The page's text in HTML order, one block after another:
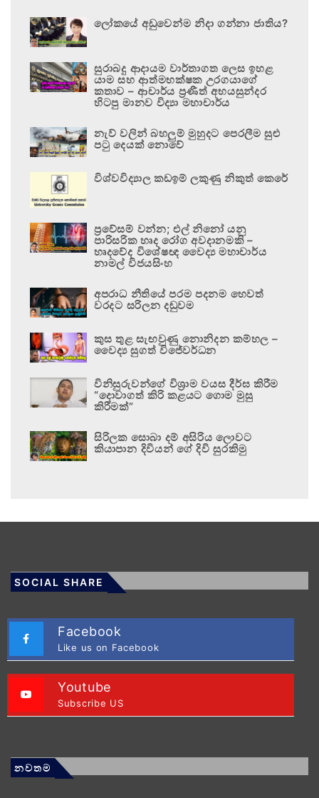
ලෝකයේ අඩුවෙන්ම නිදා ගන්නා ජාතිය?
සුරාබදු ආදායම වාර්තාගත ලෙස ඉහළ
යාම සහ ආත්මභක්ෂක උරගයාගේ
කතාව – ආචාර්ය ප්‍රණීත් අභයසුන්දර
හිටපු මානව විද්‍යා මහාචාර්ය
නැව් වලින් බහලුම් මුහුදට පෙරලීම සුළු
පටු දෙයක් නොවේ
විශ්වවිද්‍යාල කඩඉම් ලකුණු නිකුත් කෙරේ
ප්‍රවේසම් වන්න; එල් නිනෝ යනු
පාරිසරික හෘද රෝග අවදානමකි –
හෘදවේද විශේෂඥ වෛද්‍ය මහාචාර්ය
නාමල් විජයසිංහ
අපරාධ නීතියේ පරම පදනම හෙවත්
වරදට සරිලන දඬුවම
කුස තුළ සැඟවුණු නොනිදන කම්හල –
වෛද්‍ය සුගත් විජේවර්ධන
විනිසුරුවන්ගේ විශ්‍රාම වයස දීර්ඝ කිරීම
“දොවාගත් කිරි කළයට ගොම මුසු
කිරීමක්”
සිරිලක සොබා දම් අසිරිය ලොවට
කියාපාන දිවියන් ගේ දිවි සුරකිමු
SOCIAL SHARE
Facebook
Like us on Facebook
Youtube
Subscribe US
නවතම